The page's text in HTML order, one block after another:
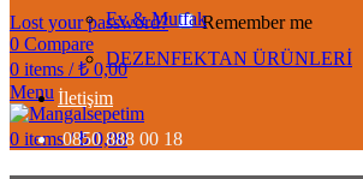
Lost your password?
Remember me
0 Compare
0 items / ₺0,00
Menu
0 items / ₺0,00
Ev & Mutfak
DEZENFEKTAN ÜRÜNLERİ
İletişim
0850 888 00 18